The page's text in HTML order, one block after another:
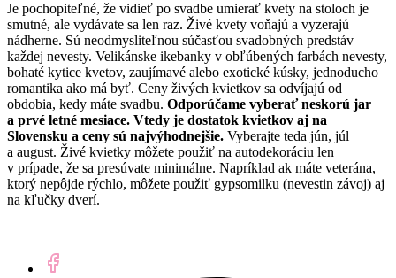
Je pochopiteľné, že vidieť po svadbe umierať kvety na stoloch je
smutné, ale vydávate sa len raz. Živé kvety voňajú a vyzerajú
nádherne. Sú neodmysliteľnou súčasťou svadobných predstáv
každej nevesty. Velikánske ikebanky v obľúbených farbách nevesty,
bohaté kytice kvetov, zaujímavé alebo exotické kúsky, jednoducho
romantika ako má byť. Ceny živých kvietkov sa odvíjajú od
obdobia, kedy máte svadbu. Odporúčame vyberať neskorú jar
a prvé letné mesiace. Vtedy je dostatok kvietkov aj na
Slovensku a ceny sú najvýhodnejšie. Vyberajte teda jún, júl
a august. Živé kvietky môžete použiť na autodekoráciu len
v prípade, že sa presúvate minimálne. Napríklad ak máte veterána,
ktorý nepôjde rýchlo, môžete použiť gypsomilku (nevestin závoj) aj
na kľučky dverí.